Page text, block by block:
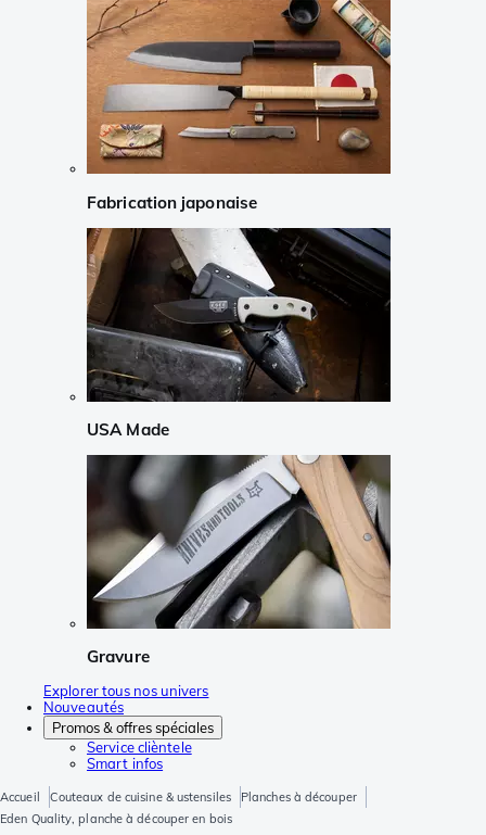
Fabrication japonaise
USA Made
Gravure
Explorer tous nos univers
Nouveautés
Promos & offres spéciales
Service clièntele
Smart infos
Accueil Couteaux de cuisine & ustensiles
Planches à découper
Eden Quality, planche à découper en bois